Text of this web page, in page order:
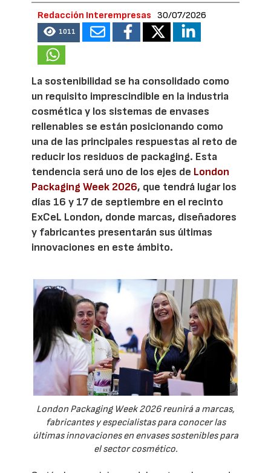
Redacción Interempresas 30/07/2026
1011
La sostenibilidad se ha consolidado como
un requisito imprescindible en la industria
cosmética y los sistemas de envases
rellenables se están posicionando como
una de las principales respuestas al reto de
reducir los residuos de packaging. Esta
tendencia será uno de los ejes de London
Packaging Week 2026, que tendrá lugar los
días 16 y 17 de septiembre en el recinto
ExCeL London, donde marcas, diseñadores
y fabricantes presentarán sus últimas
innovaciones en este ámbito.
London Packaging Week 2026 reunirá a marcas,
fabricantes y especialistas para conocer las
últimas innovaciones en envases sostenibles para
el sector cosmético.